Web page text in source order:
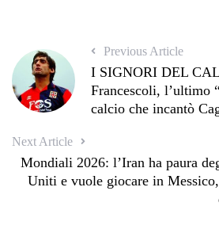
Previous Article
I SIGNORI DEL
Francescoli, l’ultimo
calcio che incantò
Next Article
Mondiali 2026: l’Iran ha paura
Uniti e vuole giocare in